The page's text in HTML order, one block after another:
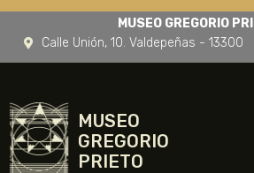
MUSEO GREGORIO
Calle Unión, 10. Valdepeñas - 13300
MUSEO
GREGORIO
PRIETO